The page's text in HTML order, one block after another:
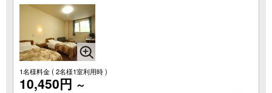
1名様料金( 2名様1室利用時 )
10,450円 ～